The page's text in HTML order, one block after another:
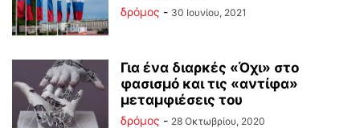
δρόμος - 30 Ιουνίου, 2021
Για ένα διαρκές «Όχι» στο
φασισμό και τις «αντίφα»
μεταμφιέσεις του
δρόμος - 28 Οκτωβρίου, 2020